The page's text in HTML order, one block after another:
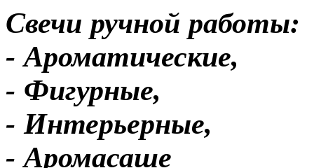
Свечи ручной работы:
- Ароматические,
- Фигурные,
- Интерьерные,
- Аромасаше